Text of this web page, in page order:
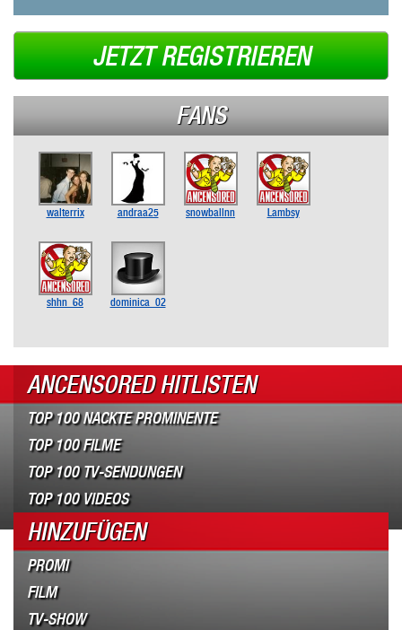
JETZT REGISTRIEREN
FANS
walterrix andraa25 snowballnn Lambsy
shhn_68 dominica_02
ANCENSORED HITLISTEN
TOP 100 NACKTE PROMINENTE
TOP 100 FILME
TOP 100 TV-SENDUNGEN
TOP 100 VIDEOS
HINZUFÜGEN
PROMI
FILM
TV-SHOW